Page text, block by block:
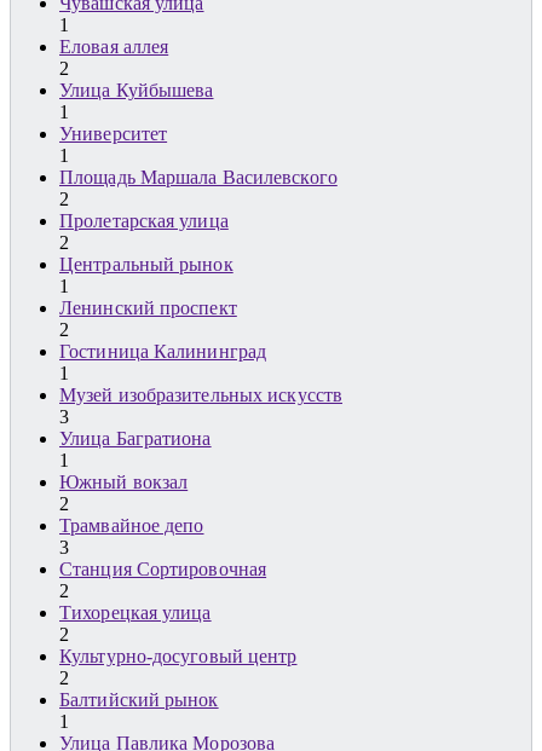
1
Еловая аллея
2
Улица Куйбышева
1
Университет
1
Площадь Маршала Василевского
2
Пролетарская улица
2
Центральный рынок
1
Ленинский проспект
2
Гостиница Калининград
1
Музей изобразительных искусств
3
Улица Багратиона
1
Южный вокзал
2
Трамвайное депо
3
Станция Сортировочная
2
Тихорецкая улица
2
Культурно-досуговый центр
2
Балтийский рынок
1
Улица Павлика Морозова